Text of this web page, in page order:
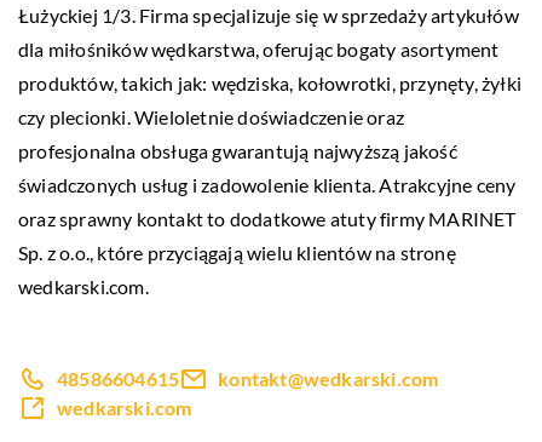
Łużyckiej 1/3. Firma specjalizuje się w sprzedaży artykułów
dla miłośników wędkarstwa, oferując bogaty asortyment
produktów, takich jak: wędziska, kołowrotki, przynęty, żyłki
czy plecionki. Wieloletnie doświadczenie oraz
profesjonalna obsługa gwarantują najwyższą jakość
świadczonych usług i zadowolenie klienta. Atrakcyjne ceny
oraz sprawny kontakt to dodatkowe atuty firmy MARINET
Sp. z o.o., które przyciągają wielu klientów na stronę
wedkarski.com.
48586604615
kontakt@wedkarski.com
wedkarski.com